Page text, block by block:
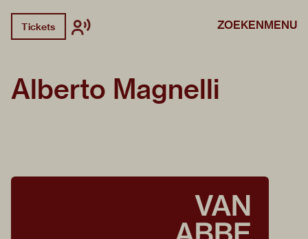
Tickets ZOEKENMENU
Alberto Magnelli